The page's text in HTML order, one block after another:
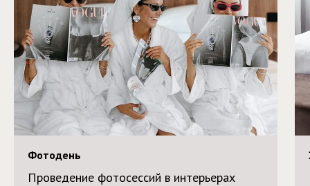
Фотодень
Проведение фотосессий в интерьерах